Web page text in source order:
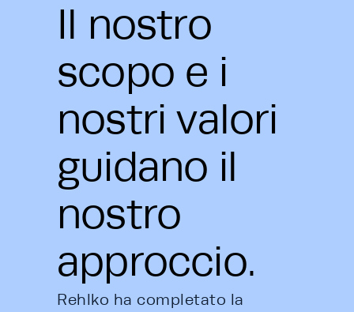
Il nostro
scopo e i
nostri valori
guidano il
nostro
approccio.
Rehlko ha completato la